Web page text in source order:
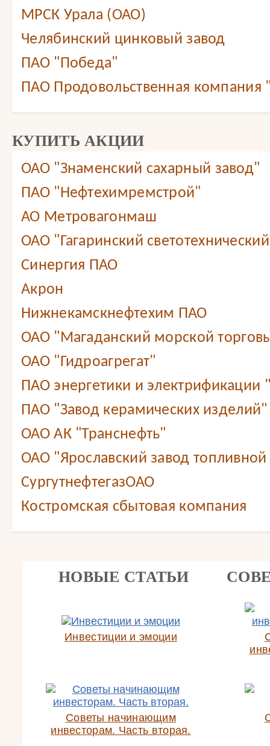
МРСК Урала (ОАО)
Челябинский цинковый завод
ПАО "Победа"
ПАО Продовольственная
КУПИТЬ АКЦИИ
ОАО "Знаменский сахарный завод"
ПАО "Нефтехимремстрой"
АО Метровагонмаш
ОАО "Гагаринский
Синергия ПАО
Акрон
Нижнекамскнефтехим ПАО
ОАО "Магаданский морской
ОАО "Гидроагрегат"
ПАО энергетики и электрификации
ПАО "Завод керамических изделий"
ОАО АК "Транснефть"
ОАО "Ярославский завод
СургутнефтегазОАО
Костромская сбытовая компания
НОВЫЕ СТАТЬИ
Инвестиции и эмоции
Советы начинающим
инвесторам. Часть вторая.